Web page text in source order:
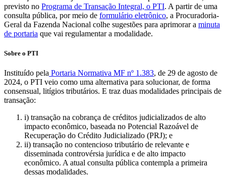
previsto no Programa de Transação Integral, o PTI. A partir de uma
consulta pública, por meio de formulário eletrônico, a Procuradoria-
Geral da Fazenda Nacional colhe sugestões para aprimorar a minuta
de portaria que vai regulamentar a modalidade.
Sobre o PTI
Instituído pela Portaria Normativa MF nº 1.383, de 29 de agosto de
2024, o PTI veio como uma alternativa para solucionar, de forma
consensual, litígios tributários. E traz duas modalidades principais de
transação:
i) transação na cobrança de créditos judicializados de alto
impacto econômico, baseada no Potencial Razoável de
Recuperação do Crédito Judicializado (PRJ); e
ii) transação no contencioso tributário de relevante e
disseminada controvérsia jurídica e de alto impacto
econômico. A atual consulta pública contempla a primeira
dessas modalidades.